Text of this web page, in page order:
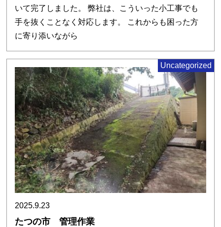
いて完了しました。 弊社は、こういった小工事でも
手を抜くことなく対応します。 これからも困った方
に寄り添いながら
Uncategorized
2025.9.23
たつの市 管理作業